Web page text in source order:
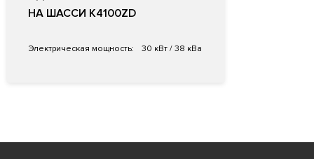
НА ШАССИ K4100ZD
Электрическая мощность: 30 кВт / 38 кВа